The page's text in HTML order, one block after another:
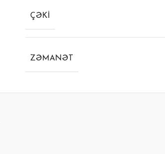
ÇƏKI
ZƏMANƏT